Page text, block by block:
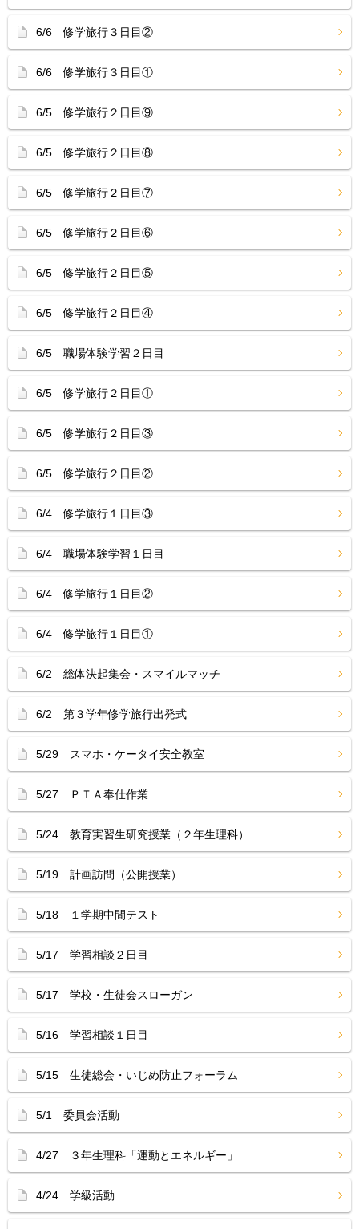
6/6 修学旅行３日目②
6/6 修学旅行３日目①
6/5 修学旅行２日目⑨
6/5 修学旅行２日目⑧
6/5 修学旅行２日目⑦
6/5 修学旅行２日目⑥
6/5 修学旅行２日目⑤
6/5 修学旅行２日目④
6/5 職場体験学習２日目
6/5 修学旅行２日目①
6/5 修学旅行２日目③
6/5 修学旅行２日目②
6/4 修学旅行１日目③
6/4 職場体験学習１日目
6/4 修学旅行１日目②
6/4 修学旅行１日目①
6/2 総体決起集会・スマイルマッチ
6/2 第３学年修学旅行出発式
5/29 スマホ・ケータイ安全教室
5/27 ＰＴＡ奉仕作業
5/24 教育実習生研究授業（２年生理科）
5/19 計画訪問（公開授業）
5/18 １学期中間テスト
5/17 学習相談２日目
5/17 学校・生徒会スローガン
5/16 学習相談１日目
5/15 生徒総会・いじめ防止フォーラム
5/1 委員会活動
4/27 ３年生理科「運動とエネルギー」
4/24 学級活動